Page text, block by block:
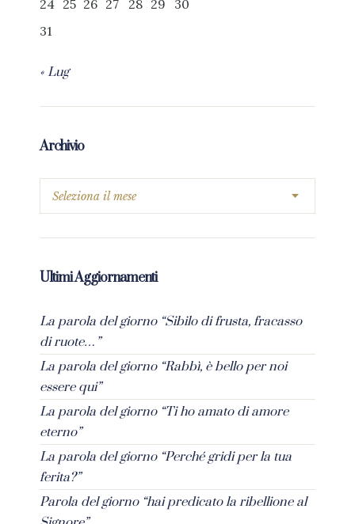
24 25 26 27 28 29
30
31
« Lug
Archivio
Ultimi Aggiornamenti
La parola del giorno “Sibilo di frusta, fracasso
di ruote…”
La parola del giorno “Rabbì, è bello per noi
essere qui”
La parola del giorno “Ti ho amato di amore
eterno”
La parola del giorno “Perché gridi per la tua
ferita?”
Parola del giorno “hai predicato la ribellione al